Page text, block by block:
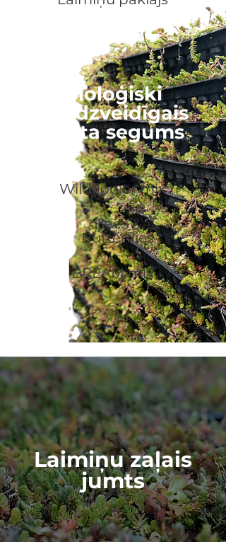
Bioloģiski
daudzveidīgais
jumta segums
Wildflower mix
Bees &
Butterflies
BREAM mix
Laimiņu zaļais
jumts